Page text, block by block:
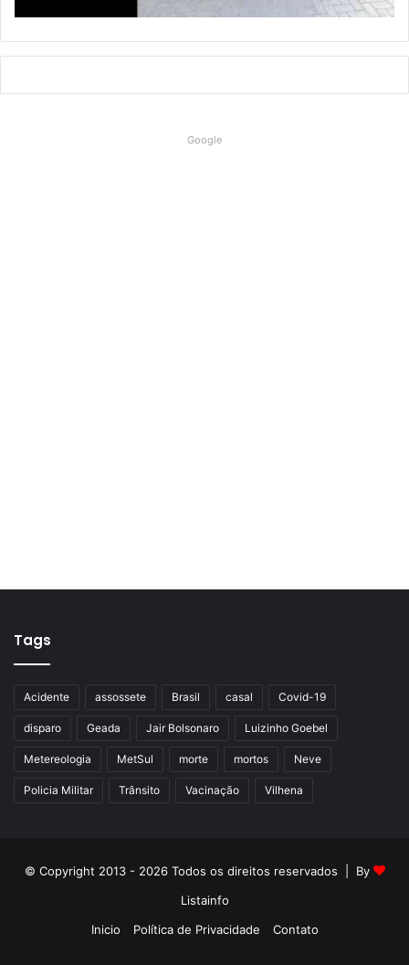
Google
Tags
Acidente assossete Brasil casal Covid-19
disparo Geada Jair Bolsonaro Luizinho Goebel
Metereologia MetSul morte mortos Neve
Policia Militar Trânsito Vacinação Vilhena
© Copyright 2013 - 2026 Todos os direitos reservados | By
Listainfo
Inicio
Política de Privacidade Contato